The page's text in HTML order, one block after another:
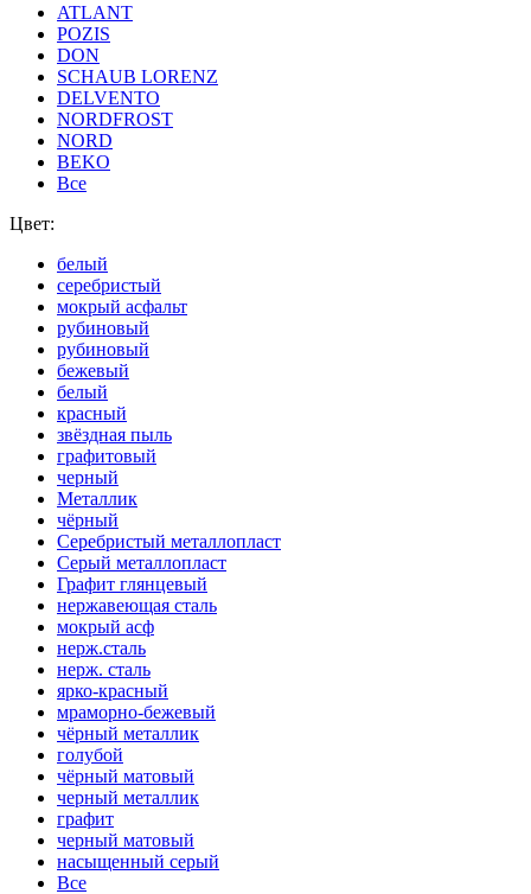
ATLANT
POZIS
DON
SCHAUB LORENZ
DELVENTO
NORDFROST
NORD
BEKO
Все
Цвет:
белый
серебристый
мокрый асфальт
рубиновый
рубиновый
бежевый
белый
красный
звёздная пыль
графитовый
черный
Металлик
чёрный
Серебристый металлопласт
Серый металлопласт
Графит глянцевый
нержавеющая сталь
мокрый асф
нерж.сталь
нерж. сталь
ярко-красный
мраморно-бежевый
чёрный металлик
голубой
чёрный матовый
черный металлик
графит
черный матовый
насыщенный серый
Все